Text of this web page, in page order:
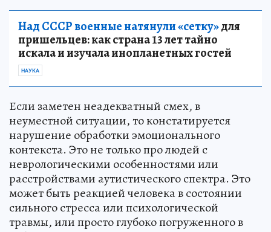
Над СССР военные натянули «сетку»для
пришельцев: как страна 13 лет тайно
искала и изучала инопланетных гостей
НАУКА
Если заметен неадекватный смех, в
неуместной ситуации, то констатируется
нарушение обработки эмоционального
контекста. Это не только про людей с
неврологическими особенностями или
расстройствами аутистического спектра. Это
может быть реакцией человека в состоянии
сильного стресса или психологической
травмы, или просто глубоко погруженного в